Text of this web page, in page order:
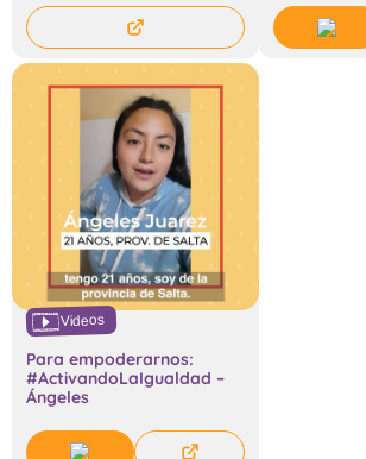
Videos
Para empoderarnos:
#ActivandoLaIgualdad –
Ángeles